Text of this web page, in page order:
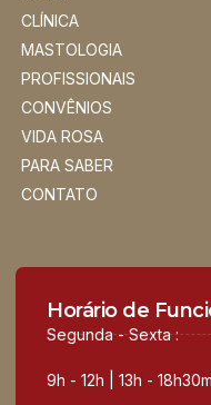
CLÍNICA
MASTOLOGIA
PROFISSIONAIS
CONVÊNIOS
VIDA ROSA
PARA SABER
CONTATO
Horário de
Segunda - Sexta :
9h - 12h | 13h -